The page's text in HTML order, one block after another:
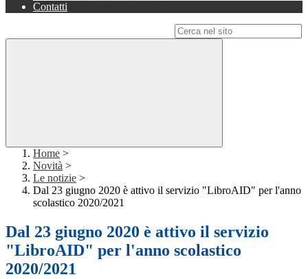
Contatti
Home >
Novità >
Le notizie >
Dal 23 giugno 2020 è attivo il servizio "LibroAID" per l'anno
scolastico 2020/2021
Dal 23 giugno 2020 è attivo il servizio
"LibroAID" per l'anno scolastico
2020/2021